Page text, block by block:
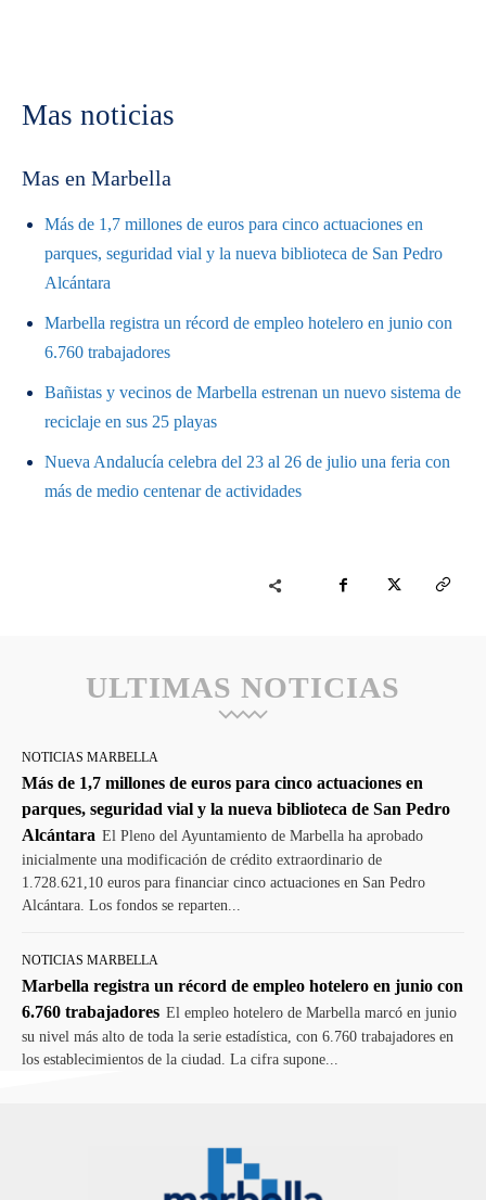
Mas noticias
Mas en Marbella
Más de 1,7 millones de euros para cinco actuaciones en
parques, seguridad vial y la nueva biblioteca de San Pedro
Alcántara
Marbella registra un récord de empleo hotelero en junio con
6.760 trabajadores
Bañistas y vecinos de Marbella estrenan un nuevo sistema de
reciclaje en sus 25 playas
Nueva Andalucía celebra del 23 al 26 de julio una feria con
más de medio centenar de actividades
ULTIMAS NOTICIAS
NOTICIAS MARBELLA
Más de 1,7 millones de euros para cinco actuaciones en
parques, seguridad vial y la nueva biblioteca de San Pedro
Alcántara El Pleno del Ayuntamiento de Marbella ha aprobado
inicialmente una modificación de crédito extraordinario de
1.728.621,10 euros para financiar cinco actuaciones en San Pedro
Alcántara. Los fondos se reparten...
NOTICIAS MARBELLA
Marbella registra un récord de empleo hotelero en junio con
6.760 trabajadores El empleo hotelero de Marbella marcó en junio
su nivel más alto de toda la serie estadística, con 6.760 trabajadores en
los establecimientos de la ciudad. La cifra supone...